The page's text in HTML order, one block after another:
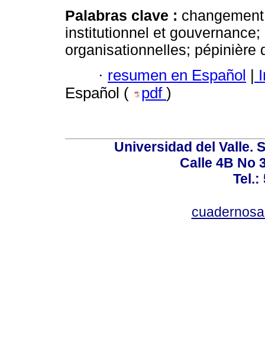
Palabras clave :
institutionnel et
organisationnelles; pépinière
· resumen en Español |
Español (
pdf )
Universidad del Valle.
Calle 4B No
Tel.: